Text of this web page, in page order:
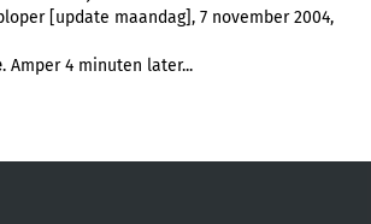
[update maandag], 7 november 2004,
. Amper 4 minuten later...